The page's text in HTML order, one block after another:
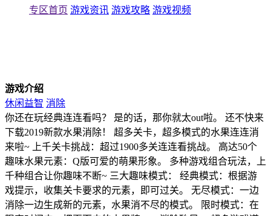
专区首页 游戏资讯 游戏攻略 游戏视频
游戏介绍
休闲益智 消除
你还在玩经典连连看吗？ 是的话，那你就太out啦。 还不快来
下载2019新款水果消除！ 超多关卡，超多模式的水果连连消
来啦~ 上千关卡挑战：超过1900多关连连看挑战。 高达50个
趣味水果元素：Q版可爱的萌果形象。 多种游戏组合玩法，上
千种组合让你趣味不断~ 三大趣味模式： 经典模式：根据游
戏提示，收集关卡要求的元素，即可过关。 无尽模式：一边
消除一边生成新的元素，水果消不尽的模式。 限时模式：在